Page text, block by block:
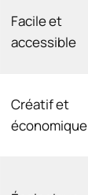
Facile et
accessible
Créatif et
économique